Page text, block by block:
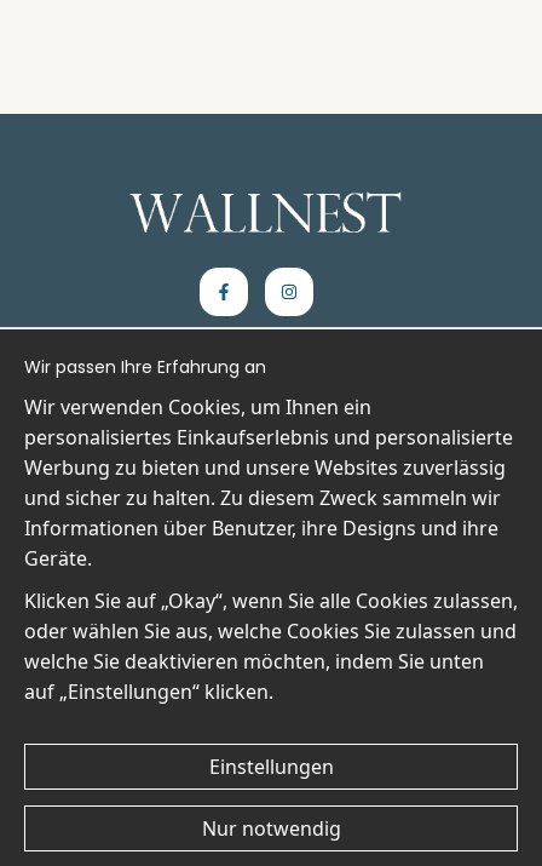
Einkaufen
Kontakt
Villkor
- Leverans - enkelt, snabbt &amp; gratis
Om cookies
Meine Favoriten
Information
Wir sind Wallnest
FAQ
Newsletter
Erhalten Sie unsere besten Angebote und Neuigkeiten!
Senden
Wir passen Ihre Erfahrung an
Wir verwenden Cookies, um Ihnen ein
personalisiertes Einkaufserlebnis und personalisierte
Werbung zu bieten und unsere Websites zuverlässig
und sicher zu halten. Zu diesem Zweck sammeln wir
Informationen über Benutzer, ihre Designs und ihre
Geräte.
Klicken Sie auf „Okay“, wenn Sie alle Cookies zulassen,
oder wählen Sie aus, welche Cookies Sie zulassen und
welche Sie deaktivieren möchten, indem Sie unten
auf „Einstellungen“ klicken.
Einstellungen
Nur notwendig